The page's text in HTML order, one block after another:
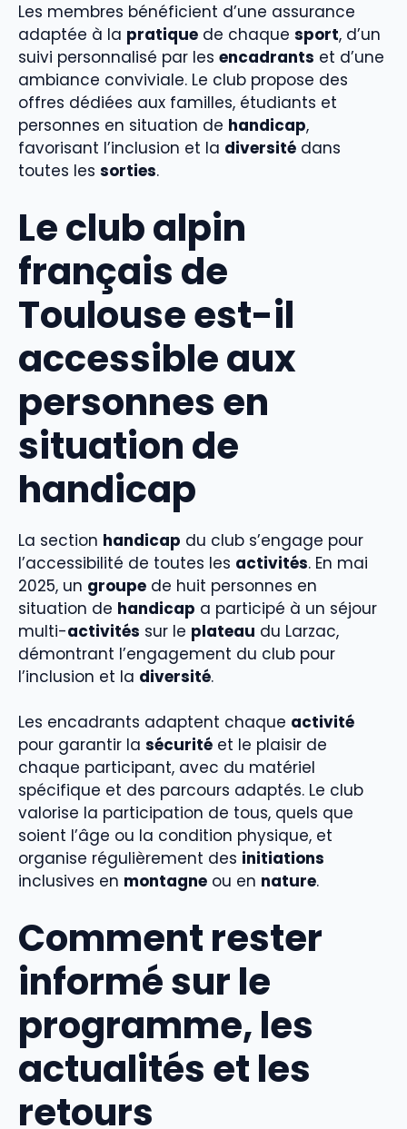
Les membres bénéficient d’une assurance
adaptée à la pratique de chaque sport, d’un
suivi personnalisé par les encadrants et d’une
ambiance conviviale. Le club propose des
offres dédiées aux familles, étudiants et
personnes en situation de handicap,
favorisant l’inclusion et la diversité dans
toutes les sorties.
Le club alpin
français de
Toulouse est-il
accessible aux
personnes en
situation de
handicap
La section handicap du club s’engage pour
l’accessibilité de toutes les activités. En mai
2025, un groupe de huit personnes en
situation de handicap a participé à un séjour
multi-activités sur le plateau du Larzac,
démontrant l’engagement du club pour
l’inclusion et la diversité.
Les encadrants adaptent chaque activité
pour garantir la sécurité et le plaisir de
chaque participant, avec du matériel
spécifique et des parcours adaptés. Le club
valorise la participation de tous, quels que
soient l’âge ou la condition physique, et
organise régulièrement des initiations
inclusives en montagne ou en nature.
Comment rester
informé sur le
programme, les
actualités et les
retours